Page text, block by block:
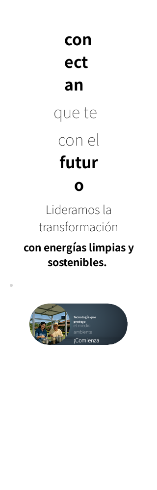
con
ect
an
que te
con el
futur
o
Lideramos la
transformación
con energías limpias y
sostenibles.
¡Comienza
Tecnología que
protege
el medio
ambiente